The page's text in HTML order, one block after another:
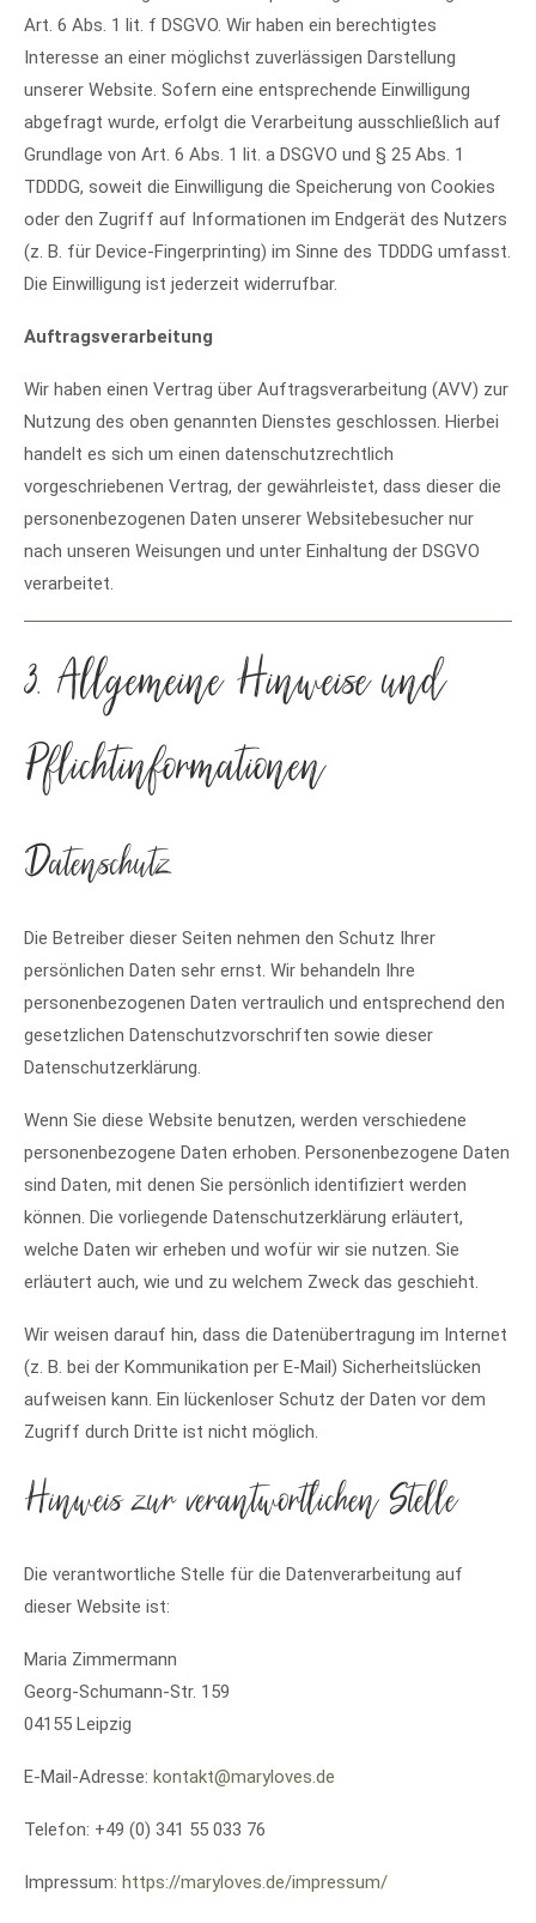
Art. 6 Abs. 1 lit. f DSGVO. Wir haben ein berechtigtes
Interesse an einer möglichst zuverlässigen Darstellung
unserer Website. Sofern eine entsprechende Einwilligung
abgefragt wurde, erfolgt die Verarbeitung ausschließlich auf
Grundlage von Art. 6 Abs. 1 lit. a DSGVO und § 25 Abs. 1
TDDDG, soweit die Einwilligung die Speicherung von Cookies
oder den Zugriff auf Informationen im Endgerät des Nutzers
(z. B. für Device-Fingerprinting) im Sinne des TDDDG umfasst.
Die Einwilligung ist jederzeit widerrufbar.
Auftragsverarbeitung
Wir haben einen Vertrag über Auftragsverarbeitung (AVV) zur
Nutzung des oben genannten Dienstes geschlossen. Hierbei
handelt es sich um einen datenschutzrechtlich
vorgeschriebenen Vertrag, der gewährleistet, dass dieser die
personenbezogenen Daten unserer Websitebesucher nur
nach unseren Weisungen und unter Einhaltung der DSGVO
verarbeitet.
3. Allgemeine Hinweise und
Pflicht­informationen
Datenschutz
Die Betreiber dieser Seiten nehmen den Schutz Ihrer
persönlichen Daten sehr ernst. Wir behandeln Ihre
personenbezogenen Daten vertraulich und entsprechend den
gesetzlichen Datenschutzvorschriften sowie dieser
Datenschutzerklärung.
Wenn Sie diese Website benutzen, werden verschiedene
personenbezogene Daten erhoben. Personenbezogene Daten
sind Daten, mit denen Sie persönlich identifiziert werden
können. Die vorliegende Datenschutzerklärung erläutert,
welche Daten wir erheben und wofür wir sie nutzen. Sie
erläutert auch, wie und zu welchem Zweck das geschieht.
Wir weisen darauf hin, dass die Datenübertragung im Internet
(z. B. bei der Kommunikation per E-Mail) Sicherheitslücken
aufweisen kann. Ein lückenloser Schutz der Daten vor dem
Zugriff durch Dritte ist nicht möglich.
Hinweis zur verantwortlichen Stelle
Die verantwortliche Stelle für die Datenverarbeitung auf
dieser Website ist:
Maria Zimmermann
Georg-Schumann-Str. 159
04155 Leipzig
E-Mail-Adresse: kontakt@maryloves.de
Telefon: +49 (0) 341 55 033 76
Impressum: https://maryloves.de/impressum/